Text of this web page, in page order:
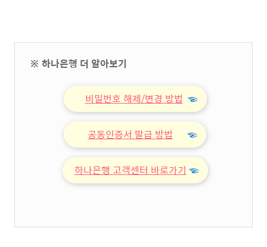
※ 하나은행 더 알아보기
비밀번호 해제/변경 방법 ☜
공동인증서 발급 방법 ☜
하나은행 고객센터 바로가기 ☜